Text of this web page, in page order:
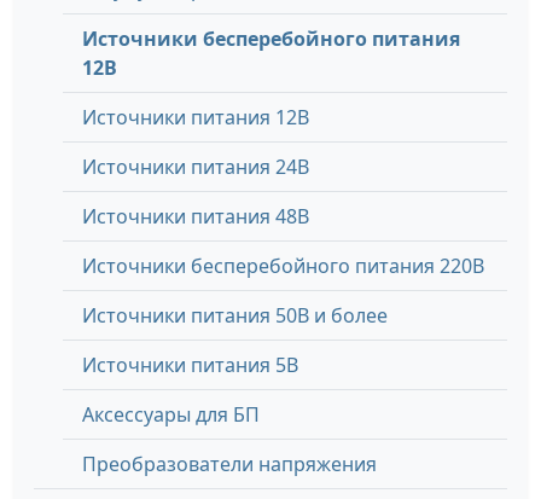
Источники бесперебойного питания
12В
Источники питания 12В
Источники питания 24В
Источники питания 48В
Источники бесперебойного питания 220В
Источники питания 50В и более
Источники питания 5В
Аксессуары для БП
Преобразователи напряжения